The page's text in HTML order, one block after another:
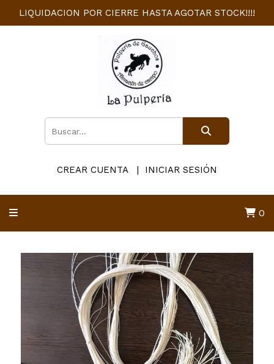
LIQUIDACION POR CIERRE HASTA AGOTAR STOCK!!!!
CREAR CUENTA INICIAR SESIÓN
0